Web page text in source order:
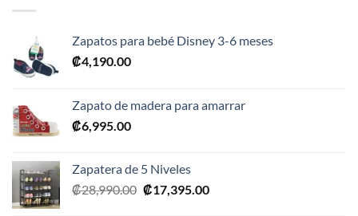
Zapatos para bebé Disney 3-6 meses
₡4,190.00
Zapato de madera para amarrar
₡6,995.00
Zapatera de 5 Niveles
₡28,990.00 El
₡17,395.00El